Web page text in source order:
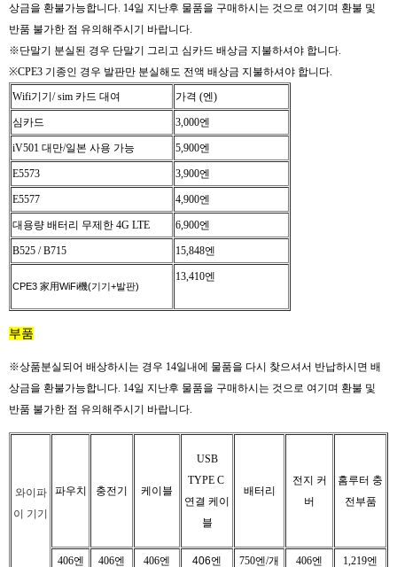
상금을 환불가능합니다. 14일 지난후 물품을 구매하시는 것으로 여기며 환불 및
반품 불가한 점 유의해주시기 바랍니다.
※단말기 분실된 경우 단말기 그리고 심카드 배상금 지불하셔야 합니다.
※CPE3 기종인 경우 발판만 분실해도 전액 배상금 지불하셔야 합니다.
Wifi기기/ sim 카드 대여
가격 (엔)
심카드 3,000엔
iV501 대만/일본 사용 가능 5,900엔
E5573 3,900엔
E5577 4,900엔
대용량 배터리 무제한 4G LTE 6,900엔
B525 / B715 15,848엔
CPE3 家用WiFi機(기기+발판)
13,410엔
부품
※상품분실되어 배상하시는 경우 14일내에 물품을 다시 찾으셔서 반납하시면 배
상금을 환불가능합니다. 14일 지난후 물품을 구매하시는 것으로 여기며 환불 및
반품 불가한 점 유의해주시기 바랍니다.
와이파
이 기기
파우치 충전기 케이블
USB
TYPE C
연결 케이
블
배터리
전지 커
버
홈루터 충
전부품
406엔 406엔 406엔 406엔 750엔/개 406엔 1,219엔